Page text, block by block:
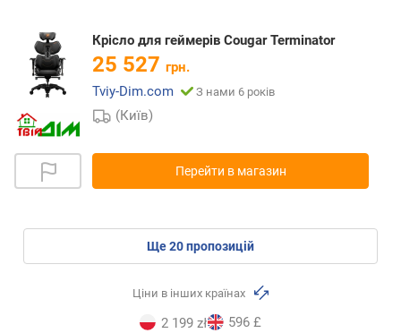
Крісло для геймерів Cougar Terminator
25 527 грн.
Tviy-Dim.com
З нами 6 років
(Київ)
Перейти в магазин
ще20пропозицій
Ціни в інших країнах
2 199 zł 596 £